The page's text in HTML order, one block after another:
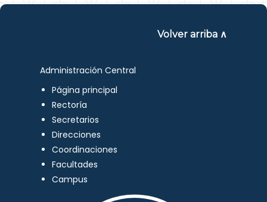
Volver arriba ∧
Administración Central
Página principal
Rectoría
Secretarios
Direcciones
Coordinaciones
Facultades
Campus